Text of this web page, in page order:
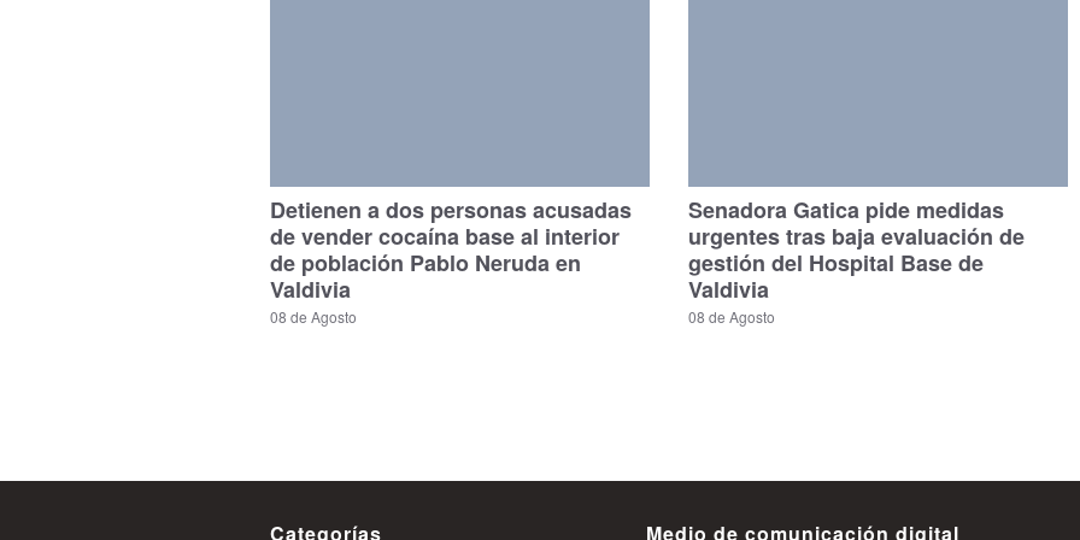
Detienen a dos personas acusadas
de vender cocaína base al interior
de población Pablo Neruda en
Valdivia
08 de Agosto
Senadora Gatica pide medidas
urgentes tras baja evaluación de
gestión del Hospital Base de
Valdivia
08 de Agosto
Categorías Medio de comunicación digital